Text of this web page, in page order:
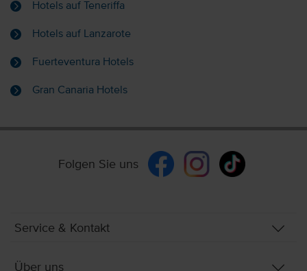
Hotels auf Teneriffa
Hotels auf Lanzarote
Fuerteventura Hotels
Gran Canaria Hotels
Folgen Sie uns
Service & Kontakt
Über uns